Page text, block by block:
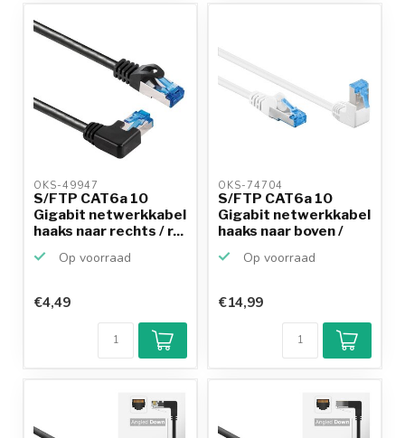
OKS-49947
S/FTP CAT6a 10
Gigabit netwerkkabel
haaks naar rechts / r...
Op voorraad
€4,49
OKS-74704
S/FTP CAT6a 10
Gigabit netwerkkabel
haaks naar boven /
Op voorraad
€14,99